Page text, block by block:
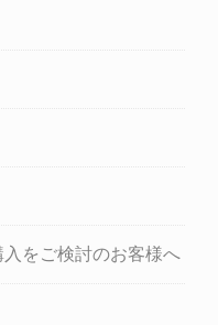
をご検討のお客様へ